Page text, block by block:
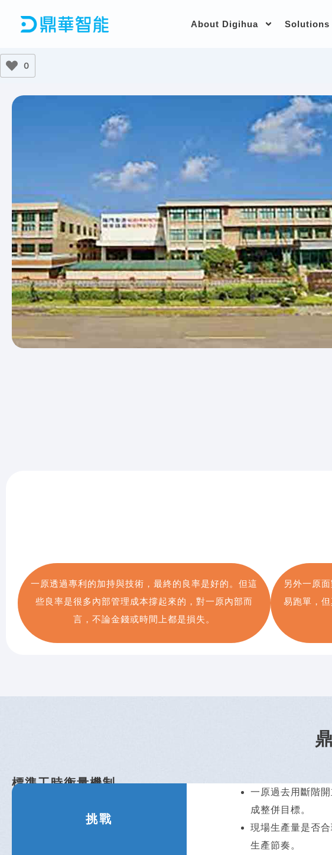
About Digihua Solutions
0
一原透過專利的加持與技術，最終的良率是好的。但這
些良率是很多內部管理成本撐起來的，對一原內部而
言，不論金錢或時間上都是損失。
另外一原
易跑單，
標準工時衡量機制
挑戰
一原過去用斷階
成整併目標。
現場生產量是否
生產節奏。